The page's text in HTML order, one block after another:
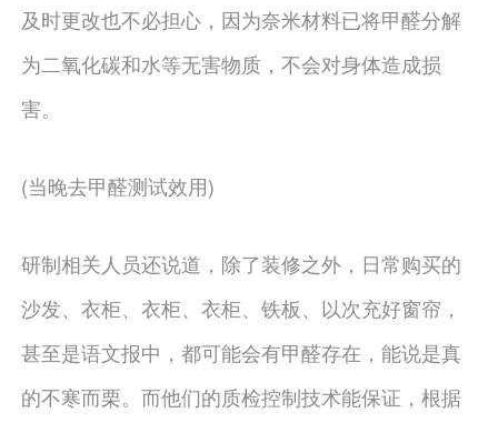
及时更改也不必担心，因为奈米材料已将甲醛分解
为二氧化碳和水等无害物质，不会对身体造成损
害。
(当晚去甲醛测试效用)
研制相关人员还说道，除了装修之外，日常购买的
沙发、衣柜、衣柜、衣柜、铁板、以次充好窗帘，
甚至是语文报中，都可能会有甲醛存在，能说是真
的不寒而栗。而他们的质检控制技术能保证，根据